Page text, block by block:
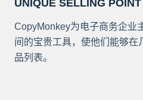
UNIQUE SELLING POINT
CopyMonkey为电子商务企业
间的宝贵工具，使他们能够在
品列表。